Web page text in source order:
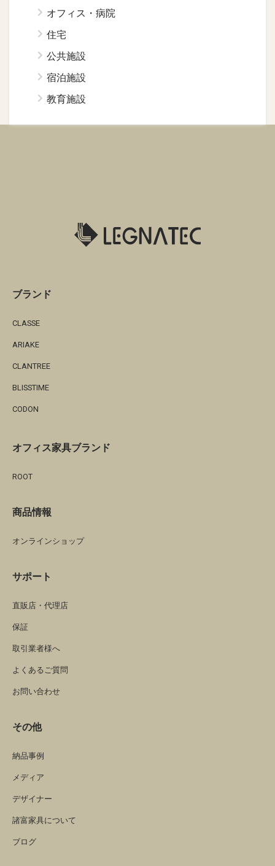
オフィス・病院
住宅
公共施設
宿泊施設
教育施設
ブランド
CLASSE
ARIAKE
CLANTREE
BLISSTIME
CODON
オフィス家具ブランド
ROOT
商品情報
オンラインショップ
サポート
直販店・代理店
保証
取引業者様へ
よくあるご質問
お問い合わせ
その他
納品事例
メディア
デザイナー
諸富家具について
ブログ